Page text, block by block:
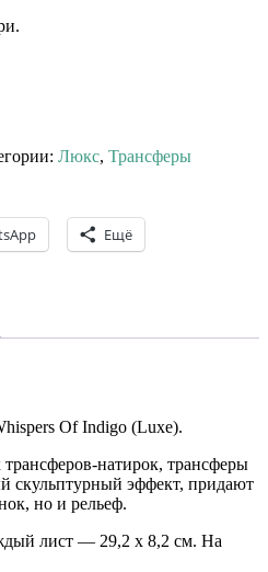
Люкс, Трансферы
Ещё
Of Indigo (Luxe).
натирок, трансферы
скульптурный эффект, придают
но и рельеф.
лист — 29,2 х 8,2 см. На